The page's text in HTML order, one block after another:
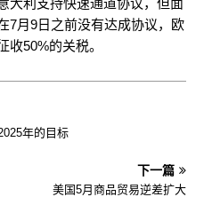
大利支持快速通道协议，但面
7月9日之前没有达成协议，欧
收50%的关税。
年的目标
下一篇
美国5月商品贸易逆差扩大